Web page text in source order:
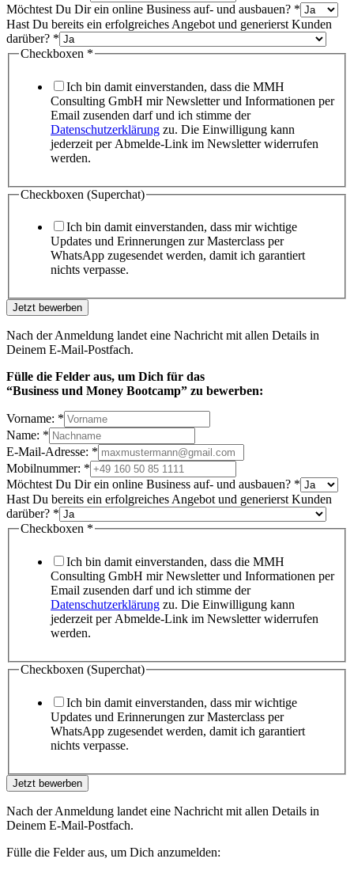
Möchtest Du Dir ein online Business auf- und ausbauen? *
Hast Du bereits ein erfolgreiches Angebot und generierst Kunden
darüber? *
Checkboxen *
Ich bin damit einverstanden, dass die MMH
Consulting GmbH mir Newsletter und Informationen per
Email zusenden darf und ich stimme der
Datenschutzerklärung zu. Die Einwilligung kann
jederzeit per Abmelde-Link im Newsletter widerrufen
werden.
Checkboxen (Superchat)
Ich bin damit einverstanden, dass mir wichtige
Updates und Erinnerungen zur Masterclass per
WhatsApp zugesendet werden, damit ich garantiert
nichts verpasse.
Jetzt bewerben
Nach der Anmeldung landet eine Nachricht mit allen Details in
Deinem E-Mail-Postfach.
Fülle die Felder aus, um Dich für das
“Business und Money Bootcamp” zu bewerben:
Vorname: *
Name: *
E-Mail-Adresse: *
Mobilnummer: *
Möchtest Du Dir ein online Business auf- und ausbauen? *
Hast Du bereits ein erfolgreiches Angebot und generierst Kunden
darüber? *
Checkboxen *
Ich bin damit einverstanden, dass die MMH
Consulting GmbH mir Newsletter und Informationen per
Email zusenden darf und ich stimme der
Datenschutzerklärung zu. Die Einwilligung kann
jederzeit per Abmelde-Link im Newsletter widerrufen
werden.
Checkboxen (Superchat)
Ich bin damit einverstanden, dass mir wichtige
Updates und Erinnerungen zur Masterclass per
WhatsApp zugesendet werden, damit ich garantiert
nichts verpasse.
Jetzt bewerben
Nach der Anmeldung landet eine Nachricht mit allen Details in
Deinem E-Mail-Postfach.
Fülle die Felder aus, um Dich anzumelden: